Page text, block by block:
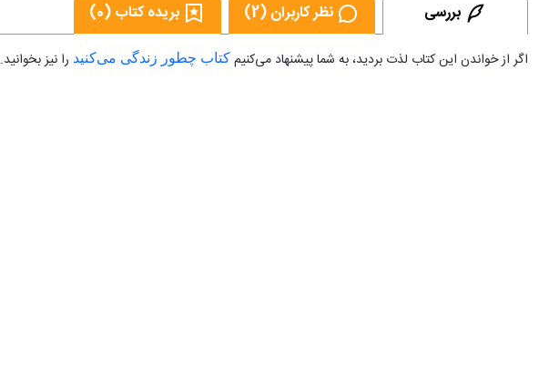
بررسی نظر کاربران (2) بریده کتاب (0)
اگر از خواندن این کتاب لذت بردید، به شما پیشنهاد می‌کنیم کتاب چطور زندگی می‌کنید را نیز بخوانید.